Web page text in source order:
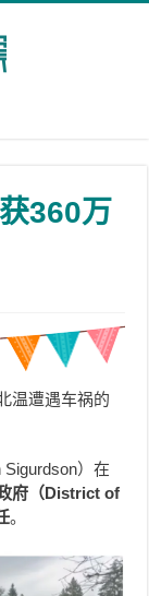
360万
温遭遇车祸的
）在
府（District of
。